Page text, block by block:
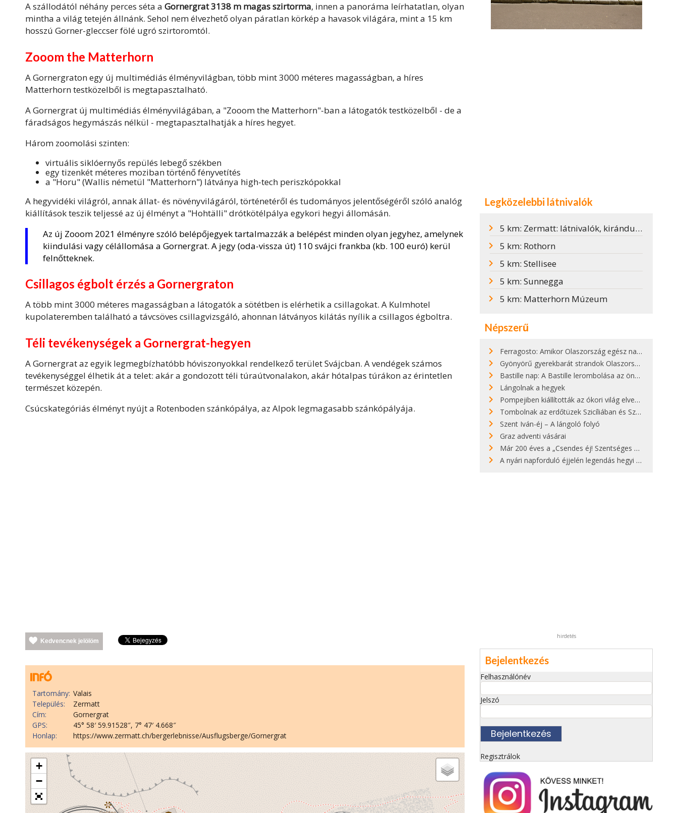
A szállodától néhány perces séta a Gornergrat 3138 m magas szirtorma, innen a panoráma leírhatatlan, olyan
mintha a világ tetején állnánk. Sehol nem élvezhető olyan páratlan körkép a havasok világára, mint a 15 km
hosszú Gorner-gleccser fölé ugró szirtoromtól.
Zooom the Matterhorn
A Gornergraton egy új multimédiás élményvilágban, több mint 3000 méteres magasságban, a híres
Matterhorn testközelből is megtapasztalható.
A Gornergrat új multimédiás élményvilágában, a "Zooom the Matterhorn"-ban a látogatók testközelből - de a
fáradságos hegymászás nélkül - megtapasztalhatják a híres hegyet.
Három zoomolási szinten:
virtuális siklóernyős repülés lebegő székben
egy tizenkét méteres moziban történő fényvetítés
a "Horu" (Wallis németül "Matterhorn") látványa high-tech periszkópokkal
A hegyvidéki világról, annak állat- és növényvilágáról, történetéről és tudományos jelentőségéről szóló analóg
kiállítások teszik teljessé az új élményt a "Hohtälli" drótkötélpálya egykori hegyi állomásán.
Az új Zooom 2021 élményre szóló belépőjegyek tartalmazzák a belépést minden olyan jegyhez, amelynek
kiindulási vagy célállomása a Gornergrat. A jegy (oda-vissza út) 110 svájci frankba (kb. 100 euró) kerül
felnőtteknek.
Csillagos égbolt érzés a Gornergraton
A több mint 3000 méteres magasságban a látogatók a sötétben is elérhetik a csillagokat. A Kulmhotel
kupolateremben található a távcsöves csillagvizsgáló, ahonnan látványos kilátás nyílik a csillagos égboltra.
Téli tevékenységek a Gornergrat-hegyen
A Gornergrat az egyik legmegbízhatóbb hóviszonyokkal rendelkező terület Svájcban. A vendégek számos
tevékenységgel élhetik át a telet: akár a gondozott téli túraútvonalakon, akár hótalpas túrákon az érintetlen
természet közepén.
Csúcskategóriás élményt nyújt a Rotenboden szánkópálya, az Alpok legmagasabb szánkópályája.
Kedvencnek jelölöm
Tartomány: Valais
Település:
Zermatt
Cím:
Gornergrat
GPS:
45° 58′ 59.91528″, 7° 47′ 4.668″
Honlap:
https://www.zermatt.ch/bergerlebnisse/Ausflugsberge/Gornergrat
+
−
Legközelebbi látnivalók
5 km: Zermatt: látnivalók, kirándulóhelyek, tudnivalók
5 km: Rothorn
5 km: Stellisee
5 km: Sunnegga
5 km: Matterhorn Múzeum
Népszerű
Ferragosto: Amikor Olaszország egész nap nyaral
Gyönyörű gyerekbarát strandok Olaszországban - megmutatjuk a 15 legjobbat
Bastille nap: A Bastille lerombolása az önkényuralom végét jelentette
Lángolnak a hegyek
Pompejiben kiállították az ókori világ elveszett híres szobrának másolatát
Tombolnak az erdőtüzek Szicíliában és Szardínián
Szent Iván-éj – A lángoló folyó
Graz adventi vásárai
Már 200 éves a „Csendes éj! Szentséges éj!”
A nyári napforduló éjjelén legendás hegyi tüzek világítják meg Zugspitzét
hirdetés
Bejelentkezés
Felhasználónév
Jelszó
Regisztrálok